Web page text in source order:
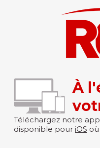
À
Téléchargez notre
disponible pour iOS où